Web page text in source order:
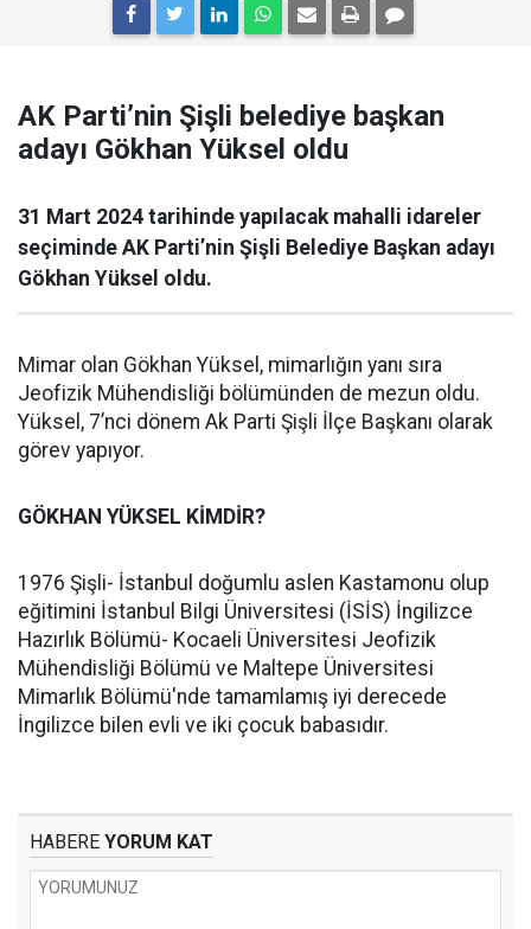
AK Parti’nin Şişli belediye başkan
adayı Gökhan Yüksel oldu
31 Mart 2024 tarihinde yapılacak mahalli idareler
seçiminde AK Parti’nin Şişli Belediye Başkan adayı
Gökhan Yüksel oldu.
Mimar olan Gökhan Yüksel, mimarlığın yanı sıra
Jeofizik Mühendisliği bölümünden de mezun oldu.
Yüksel, 7’nci dönem Ak Parti Şişli İlçe Başkanı olarak
görev yapıyor.
GÖKHAN YÜKSEL KİMDİR?
1976 Şişli- İstanbul doğumlu aslen Kastamonu olup
eğitimini İstanbul Bilgi Üniversitesi (İSİS) İngilizce
Hazırlık Bölümü- Kocaeli Üniversitesi Jeofizik
Mühendisliği Bölümü ve Maltepe Üniversitesi
Mimarlık Bölümü'nde tamamlamış iyi derecede
İngilizce bilen evli ve iki çocuk babasıdır.
HABERE YORUM KAT